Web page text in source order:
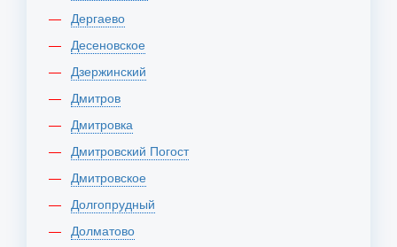
Дергаево
Десеновское
Дзержинский
Дмитров
Дмитровка
Дмитровский Погост
Дмитровское
Долгопрудный
Долматово